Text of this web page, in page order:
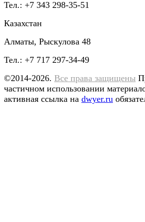
Тел.: +7 343 298-35-51
Казахстан
Алматы, Рыскулова 48
Тел.: +7 717 297-34-49
©2014-2026. Все права защищены
частичном использовании
активная ссылка на dwyer.ru